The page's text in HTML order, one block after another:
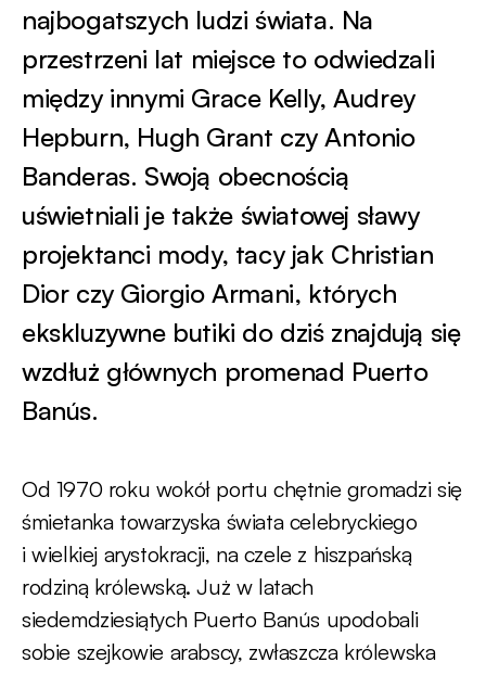
najbogatszych ludzi świata. Na
przestrzeni lat miejsce to odwiedzali
między innymi Grace Kelly, Audrey
Hepburn, Hugh Grant czy Antonio
Banderas. Swoją obecnością
uświetniali je także światowej sławy
projektanci mody, tacy jak Christian
Dior czy Giorgio Armani, których
ekskluzywne butiki do dziś znajdują się
wzdłuż głównych promenad Puerto
Banús.
Od 1970 roku wokół portu chętnie gromadzi się
śmietanka towarzyska świata celebryckiego
i wielkiej arystokracji, na czele z hiszpańską
rodziną królewską. Już w latach
siedemdziesiątych Puerto Banús upodobali
sobie szejkowie arabscy, zwłaszcza królewska